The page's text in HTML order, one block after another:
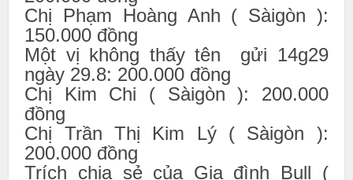
Chị Phạm Hoàng Anh ( Sàigòn ):
150.000 đồng
Một vị không thấy tên gửi 14g29
ngày 29.8: 200.000 đồng
Chị Kim Chi ( Sàigòn ): 200.000
đồng
Chị Trần Thị Kim Lý ( Sàigòn ):
200.000 đồng
Trích chia sẻ của Gia đình Bull (